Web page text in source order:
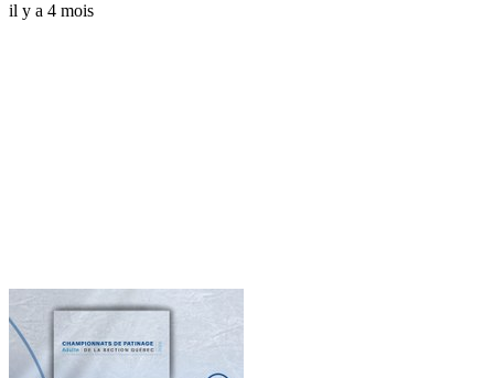
il y a 4 mois